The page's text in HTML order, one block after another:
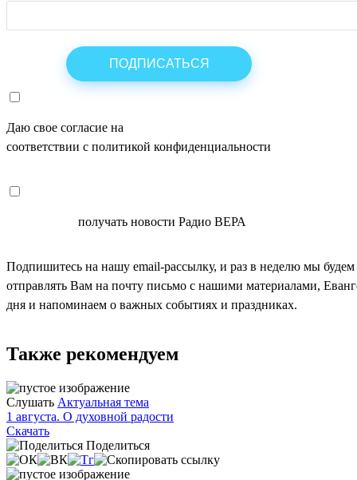
Даю свое согласие на
соответствии с политикой конфиденциальности
получать новости Радио ВЕРА
Подпишитесь на нашу email-рассылку, и раз в неделю мы будем
отправлять Вам на почту письмо с нашими материалами,
дня и напоминаем о важных событиях и праздниках.
Также рекомендуем
Слушать Актуальная тема
1 августа. О духовной радости
Скачать
Поделиться